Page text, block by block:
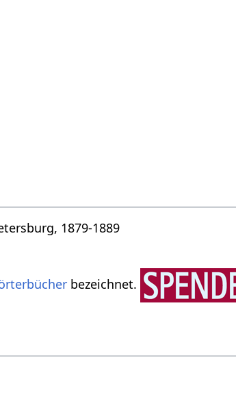
1879-1889
bezeichnet.